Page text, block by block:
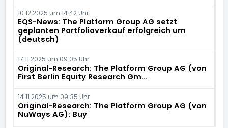
10.12.2025 um 14:42 Uhr
EQS-News: The Platform Group AG setzt
geplanten Portfolioverkauf erfolgreich um
(deutsch)
17.11.2025 um 09:05 Uhr
Original-Research: The Platform Group AG (von
First Berlin Equity Research Gm...
14.11.2025 um 09:35 Uhr
Original-Research: The Platform Group AG (von
NuWays AG): Buy